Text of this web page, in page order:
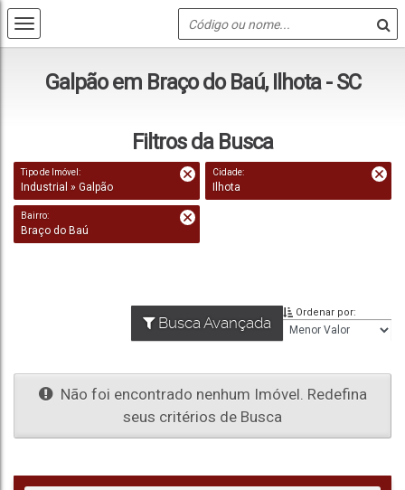
Galpão em Braço do Baú, Ilhota - SC
Filtros da Busca
Tipo de Imóvel:
Industrial » Galpão
Cidade:
Ilhota
Bairro:
Braço do Baú
Busca Avançada
Ordenar por:
Não foi encontrado nenhum Imóvel. Redefina
seus critérios de Busca